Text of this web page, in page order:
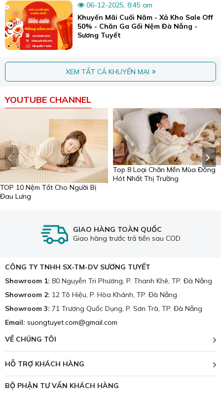
06-12-2025, 8:45 am
Khuyến Mãi Cuối Năm - Xả Kho Sale Off
50% - Chăn Ga Gối Nệm Đà Nẵng -
Sương Tuyết
XEM TẤT CẢ KHUYẾN MẠI
YOUTUBE CHANNEL
TOP 10 Nệm Tốt Cho Người Bị
Đau Lưng
Top 8 Loại Chăn Mền Mùa Đông
Hót Nhất Thị Trường
GIAO HÀNG TOÀN QUỐC
Giao hàng trước trả tiền sau COD
CÔNG TY TNHH SX-TM-DV SƯƠNG TUYẾT
Showroom 1: 80 Nguyễn Tri Phương, P. Thanh Khê, TP. Đà Nẵng
Showroom 2: 12 Tô Hiệu, P. Hòa Khánh, TP. Đà Nẵng
Showroom 3: 71 Trương Quốc Dụng, P. Sơn Trà, TP. Đà Nẵng
Email: suongtuyet.com@gmail.com
VỀ CHÚNG TÔI
HỖ TRỢ KHÁCH HÀNG
BỘ PHẬN TƯ VẤN KHÁCH HÀNG